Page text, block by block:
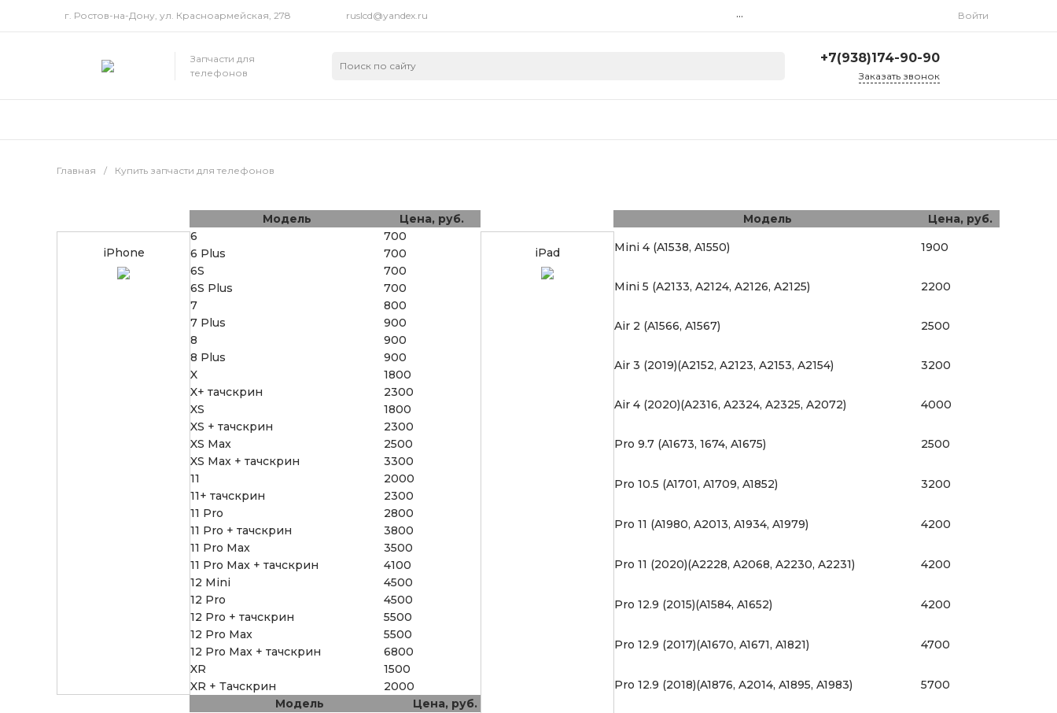
г. Ростов-на-Дону, ул. Красноармейская, 278 ruslcd@yandex.ru ... Войти
Запчасти для
телефонов
+7(938)174-90-90
Заказать звонок
Главная / Купить запчасти для телефонов
iPhone
Модель
Цена, руб.
6
700
6 Plus
700
6S
700
6S Plus
700
7
800
7 Plus
900
8
900
8 Plus
900
X
1800
X+ тачскрин
2300
XS
1800
XS + тачскрин
2300
XS Max
2500
XS Max + тачскрин
3300
11
2000
11+ тачскрин
2300
11 Pro
2800
11 Pro + тачскрин
3800
11 Pro Max
3500
11 Pro Max + тачскрин
4100
12 Mini
4500
12 Pro
4500
12 Pro + тачскрин
5500
12 Pro Max
5500
12 Pro Max + тачскрин
6800
XR
1500
XR + Тачскрин
2000
Модель
Цена, руб.
iPad
Модель
Цена, руб.
Mini 4 (A1538, A1550)
1900
Mini 5 (A2133, A2124, A2126, A2125) 2200
Air 2 (A1566, A1567) 2500
Air 3 (2019)(A2152, A2123, A2153, A2154) 3200
Air 4 (2020)(A2316, A2324, A2325, A2072) 4000
Pro 9.7 (A1673, 1674, A1675) 2500
Pro 10.5 (A1701, A1709, A1852) 3200
Pro 11 (A1980, A2013, A1934, A1979) 4200
Pro 11 (2020)(A2228, A2068, A2230, A2231) 4200
Pro 12.9 (2015)(A1584, A1652) 4200
Pro 12.9 (2017)(A1670, A1671, A1821) 4700
Pro 12.9 (2018)(A1876, A2014, A1895, A1983) 5700